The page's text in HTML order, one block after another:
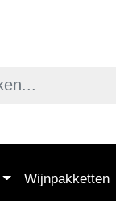
Wijnpakketten